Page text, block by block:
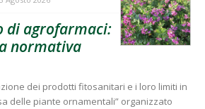
di agrofarmaci:
normativa
dei prodotti fitosanitari e i loro limiti in
delle piante ornamentali” organizzato